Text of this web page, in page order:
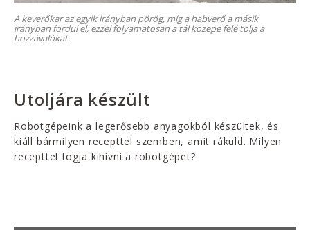
A keverőkar az egyik irányban pörög, míg a habverő a másik
irányban fordul el, ezzel folyamatosan a tál közepe felé tolja a
hozzávalókat.
Utoljára készült
Robotgépeink a legerősebb anyagokból készültek, és
kiáll bármilyen recepttel szemben, amit ráküld. Milyen
recepttel fogja kihívni a robotgépet?